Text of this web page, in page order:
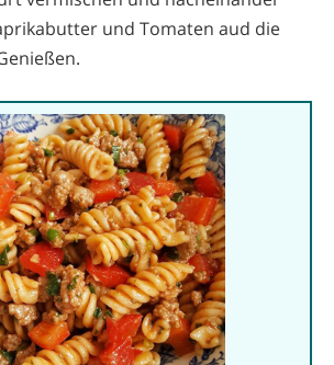
und Tomaten aud die